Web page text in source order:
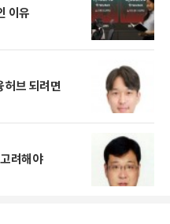
이유
브 되려면
려해야